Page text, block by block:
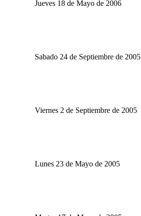
Jueves 18 de Mayo de 2006
Sabado 24 de Septiembre de 2005
Viernes 2 de Septiembre de 2005
Lunes 23 de Mayo de 2005